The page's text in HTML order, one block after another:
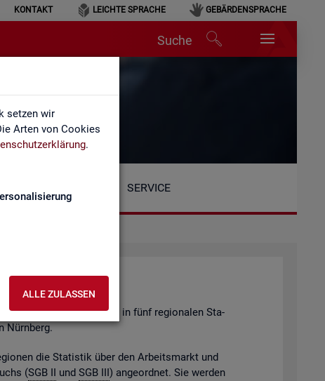
setzen wir
Arten von Cookies
.
ALLE ZULASSEN
KONTAKT LEICHTE SPRACHE GEBÄRDENSPRACHE
Suche
SERVICE
Be­reich ist or­ga­ni­siert in fünf re­gio­na­len Sta­
Nürn­berg.
die Sta­tis­tik über den Ar­beits­markt und
(SGB II und SGB III) an­ge­ord­net. Sie wer­den